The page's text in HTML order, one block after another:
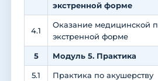
экстренной форме
4.1
Оказание медицинской
экстренной форме
5 Модуль 5. Практика
5.1 Практика по акушерству